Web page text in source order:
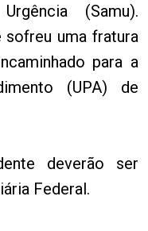
(Samu).
uma fratura
para a
(UPA) de
deverão ser
Federal.